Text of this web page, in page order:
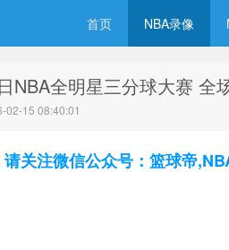
首页 NBA录像
NBA全明星三分球大赛 全
02-15 08:40:01
关注微信公众号：篮球帝